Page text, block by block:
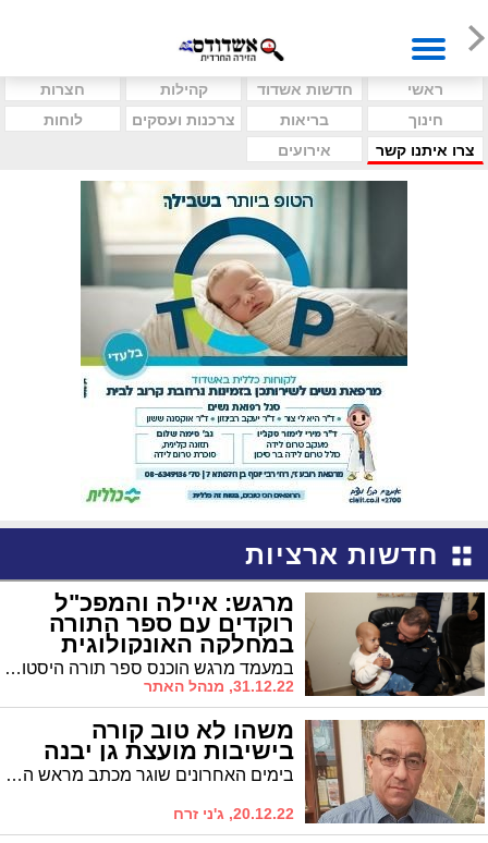
ראשי חדשות אשדוד קהילות
חצרות
חינוך
בריאות צרכנות ועסקים
לוחות
צרו איתנו קשר
אירועים
חדשות ארציות
מרגש: איילה והמפכ"ל
רוקדים עם ספר התורה
במחלקה האונקולוגית
במעמד מרגש הוכנס ספר תורה היסטורי לבית רחשי לב במרכז הרפואי שיבא בתל השומר בהשתתפות עשרות ילדים חולי סרטן ומכובדים רבים
31.12.22, מנהל האתר
משהו לא טוב קורה
בישיבות מועצת גן יבנה
בימים האחרונים שוגר מכתב מראש המועצה, דרור אהרון, לחבר המועצה, מטעם האופוזיציה, מוטי יוסף * בתמצית המכתב, "היעדרויותיו הקבועות", כך נכתב, "מישיבות המועצה והתנהלותו בוועדת הביקורת."
20.12.22, ג'ני זרח